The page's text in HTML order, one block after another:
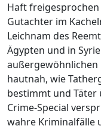
Haft
Gutachter im
Leichnam des
Ägypten und in
außergewöhnlichen
hautnah, wie
bestimmt und Täter
Crime-Special
wahre Kriminalfälle